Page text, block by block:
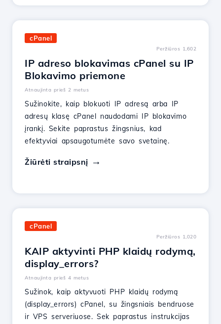
cPanel
Peržiūros 1,602
IP adreso blokavimas cPanel su IP
Blokavimo priemone
Atnaujinta prieš 2 metus
Sužinokite, kaip blokuoti IP adresą arba IP
adresų klasę cPanel naudodami IP blokavimo
įrankį. Sekite paprastus žingsnius, kad
efektyviai apsaugotumėte savo svetainę.
Žiūrėti straipsnį
cPanel
Peržiūros 1,020
KAIP aktyvinti PHP klaidų rodymą,
display_errors?
Atnaujinta prieš 4 metus
Sužinok, kaip aktyvuoti PHP klaidų rodymą
(display_errors) cPanel, su žingsniais bendruose
ir VPS serveriuose. Sek paprastus instrukcijas